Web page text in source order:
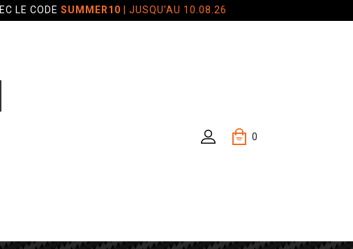
LE CODE SUMMER10 | JUSQU'AU 10.08.26
0